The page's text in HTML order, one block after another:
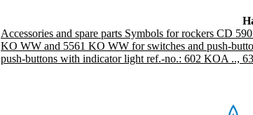
Accessories and spare parts Symbols for rockers CD
KO WW and 5561 KO WW for switches and push-
push-buttons with indicator light ref.-no.: 602 KOA ..,